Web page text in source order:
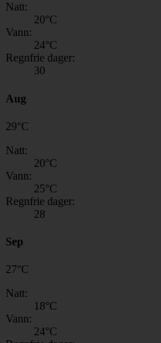
Natt:
20°C
Vann:
24°C
Regnfrie dager:
30
Aug
29°C
Natt:
20°C
Vann:
25°C
Regnfrie dager:
28
Sep
27°C
Natt:
18°C
Vann:
24°C